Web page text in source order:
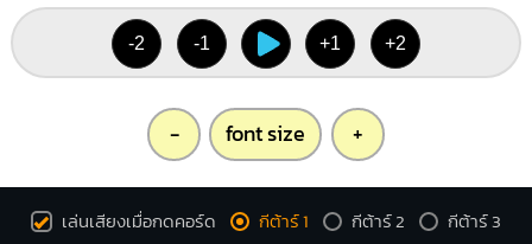
-2 -1 +1 +2
- font size +
เล่นเสียงเมื่อกดคอร์ด กีต้าร์ 1 กีต้าร์ 2 กีต้าร์ 3